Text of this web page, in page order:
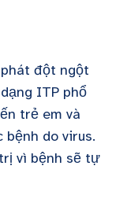
đột ngột
ITP phổ
trẻ em và
do virus.
vì bệnh sẽ tự